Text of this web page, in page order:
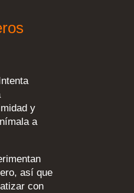
Intenta
y
a
así que
con